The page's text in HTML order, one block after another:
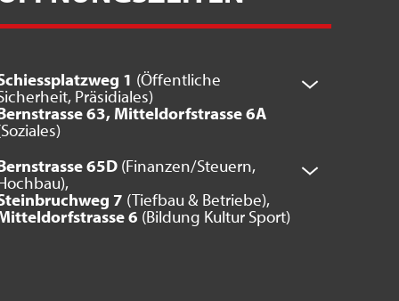
1 (Öffentliche
Präsidiales)
63, Mitteldorfstrasse 6A
65D(Finanzen/Steuern,
7 (Tiefbau & Betriebe),
6 (Bildung Kultur Sport)